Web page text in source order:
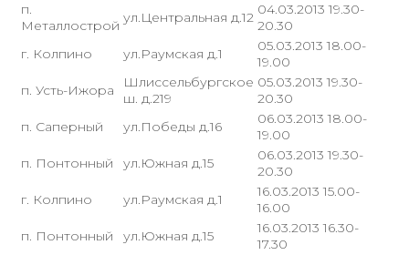
п.
Металлострой ул.Центральная д.12 04.03.2013 19.30-
20.30
г. Колпино
ул.Раумская д.1
05.03.2013 18.00-
19.00
п. Усть-Ижора
Шлиссельбургское
ш. д.219
05.03.2013 19.30-
20.30
п. Саперный
ул.Победы д.16
06.03.2013 18.00-
19.00
п. Понтонный
ул.Южная д.15
06.03.2013 19.30-
20.30
г. Колпино
ул.Раумская д.1
16.03.2013 15.00-
16.00
п. Понтонный
ул.Южная д.15
16.03.2013 16.30-
17.30